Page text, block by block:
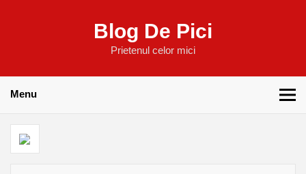
Blog De Pici
Prietenul celor mici
Menu